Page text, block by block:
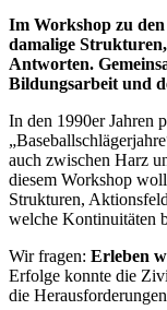
Im Workshop zu
damalige
Antworten.
Bildungsarbeit und
In den 1990er Jahren
auch zwischen Harz
diesem Workshop
Strukturen,
welche Kontinuitäten
Wir fragen: Erleben
Erfolge konnte die
die